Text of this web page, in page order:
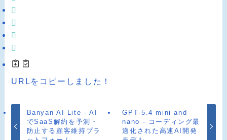
URLをコピーしました！
Banyan AI Lite - AI
でSaaS解約を予測・
防止する顧客維持プラ
GPT‑5.4 mini and
nano - コーディング最
適化された高速AI開発